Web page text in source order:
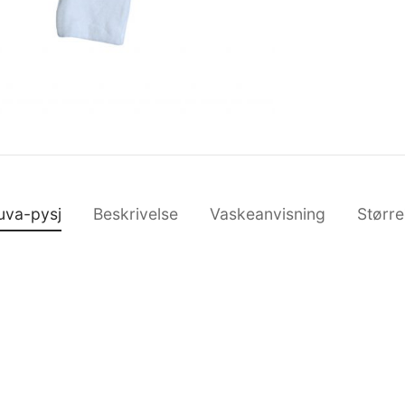
pysj Beskrivelse Vaskeanvisning